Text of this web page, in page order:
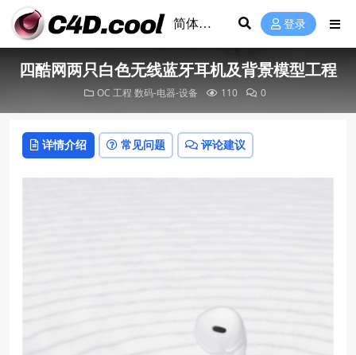
登录
四酷网两只白色无线蓝牙耳机及背景模型工程
OC 工程 数码-电器-设备 110 0
详情介绍 常见问题 评论建议